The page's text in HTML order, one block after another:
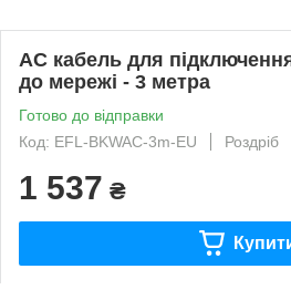
AC кабель для
до мережі - 3 метра
Готово до відправки
Код: EFL-BKWAC-3m-EU
Роздріб
1 537 ₴